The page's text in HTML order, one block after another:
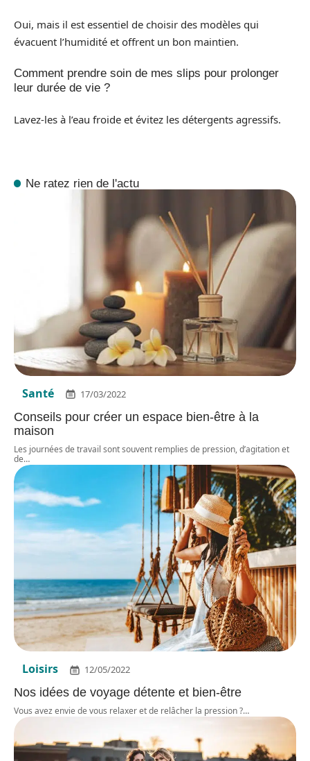
Oui, mais il est essentiel de choisir des modèles qui
évacuent l’humidité et offrent un bon maintien.
Comment prendre soin de mes slips pour prolonger
leur durée de vie ?
Lavez-les à l’eau froide et évitez les détergents agressifs.
Ne ratez rien de l'actu
Santé 17/03/2022
Conseils pour créer un espace bien-être à la
maison
Les journées de travail sont souvent remplies de pression, d’agitation et
de…
Loisirs 12/05/2022
Nos idées de voyage détente et bien-être
Vous avez envie de vous relaxer et de relâcher la pression ?…